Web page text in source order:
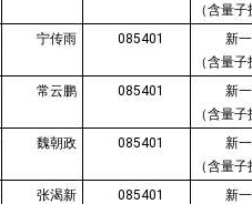
（含量
宁传雨 085401
新
（含量
常云鹏 085401
新
（含量
魏朝政 085401
新
（含量
张渴新 085401
新